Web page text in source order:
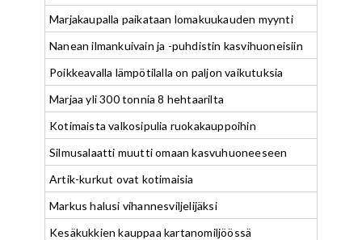
Marjakaupalla paikataan lomakuukauden myynti
Nanean ilmankuivain ja -puhdistin kasvihuoneisiin
Poikkeavalla lämpötilalla on paljon vaikutuksia
Marjaa yli 300 tonnia 8 hehtaarilta
Kotimaista valkosipulia ruokakauppoihin
Silmusalaatti muutti omaan kasvuhuoneeseen
Artik-kurkut ovat kotimaisia
Markus halusi vihannesviljelijäksi
Kesäkukkien kauppaa kartanomiljöössä